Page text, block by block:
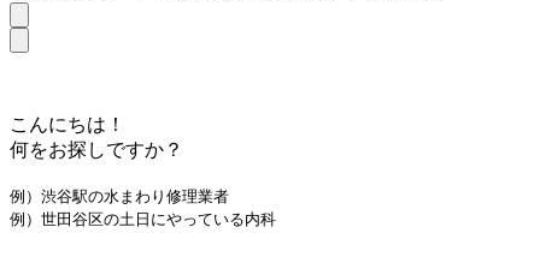
こんにちは！
何をお探しですか？
例）渋谷駅の水まわり修理業者
例）世田谷区の土日にやっている内科